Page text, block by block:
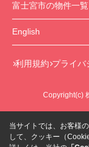
富士宮市の物件一覧
English
利用規約 プライバ
Copyright(c)
当サイトでは、お客様
して、クッキー（